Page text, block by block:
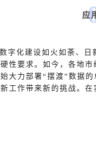
应
字化建设如火如荼、
性要求。如今，各地
大力部署“摆渡”数据
工作带来新的挑战。